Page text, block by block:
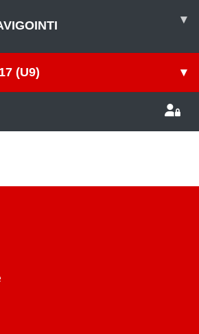
▾
(U9) ▾